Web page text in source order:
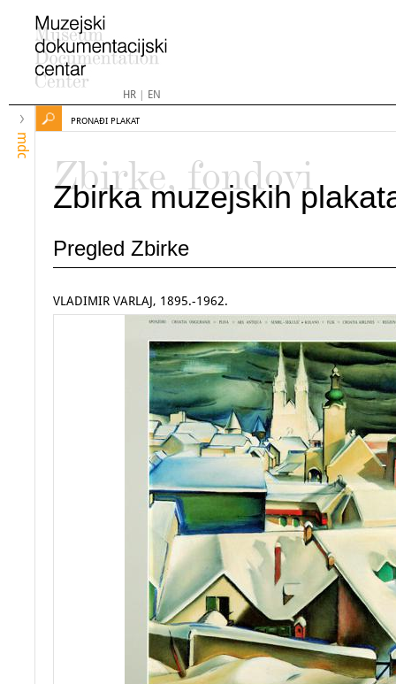
HR| EN
mdc
PRONAĐI PLAKAT
Zbirke, fondovi
Zbirka muzejskih
Pregled Zbirke
VLADIMIR VARLAJ, 1895.-1962.